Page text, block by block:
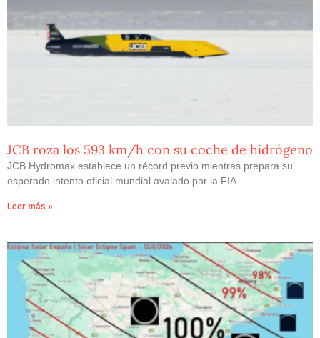
JCB roza los 593 km/h con su coche de hidrógeno
JCB Hydromax establece un récord previo mientras prepara su
esperado intento oficial mundial avalado por la FIA.
Leer más »